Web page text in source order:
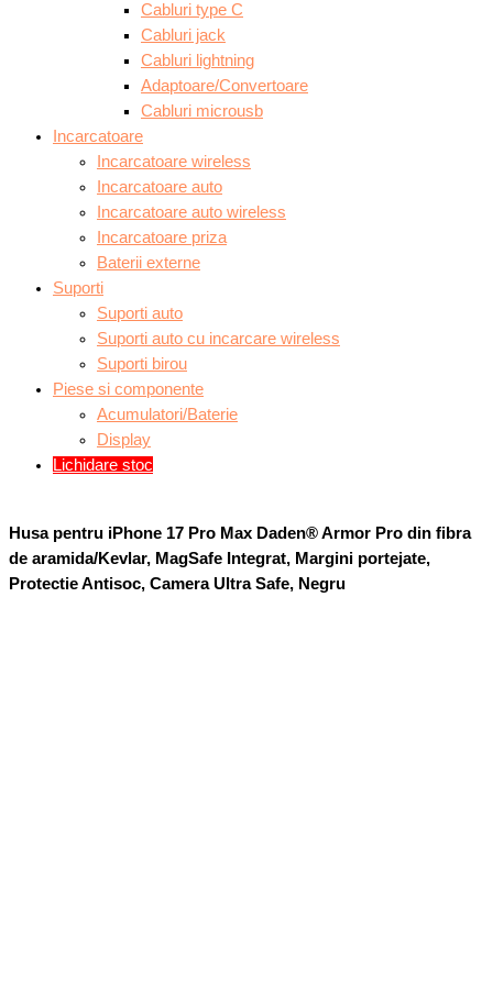
Cabluri type C
Cabluri jack
Cabluri lightning
Adaptoare/Convertoare
Cabluri microusb
Incarcatoare
Incarcatoare wireless
Incarcatoare auto
Incarcatoare auto wireless
Incarcatoare priza
Baterii externe
Suporti
Suporti auto
Suporti auto cu incarcare wireless
Suporti birou
Piese si componente
Acumulatori/Baterie
Display
Lichidare stoc
Husa pentru iPhone 17 Pro Max Daden® Armor Pro din fibra
de aramida/Kevlar, MagSafe Integrat, Margini portejate,
Protectie Antisoc, Camera Ultra Safe, Negru